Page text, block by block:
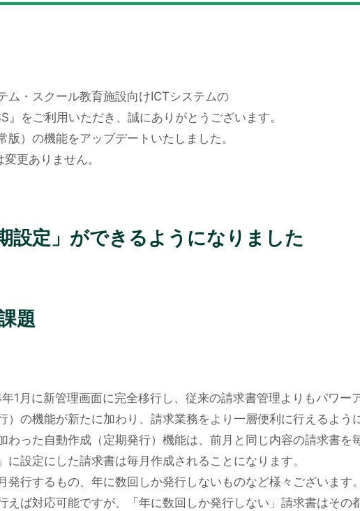
ム・スクール教育施設向けICTシステムの
』をご利用いただき、誠にありがとうございます。
版）の機能をアップデートいたしました。
更ありません。
設定」ができるようになりました
題
1月に新管理画面に完全移行し、従来の請求書管理よりもパワー
）の機能が新たに加わり、請求業務をより一層便利に行えるよう
わった自動作成（定期発行）機能は、前月と同じ内容の請求書を
に設定にした請求書は毎月作成されることになります。
発行するもの、年に数回しか発行しないものなど様々ございます
えば対応可能ですが、「年に数回しか発行しない」請求書はその